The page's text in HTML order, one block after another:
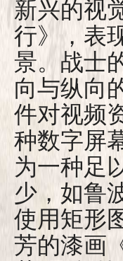
新兴的视
行》，表
景。战士
向与纵向
件对视频
种数字屏
为一种足
少，如鲁
使用矩形
芳的漆画